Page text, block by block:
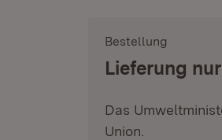
Bestellung
Lieferung
Das
Union.